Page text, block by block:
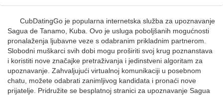
CubDatingGo je popularna internetska služba za upoznavanje
Sagua de Tanamo, Kuba. Ovo je usluga poboljšanih mogućnosti
pronalaženja ljubavne veze s odabranim prikladnim partnerom.
Slobodni muškarci svih dobi mogu proširiti svoj krug poznanstava
i koristiti nove značajke pretraživanja i jedinstveni algoritam za
upoznavanje. Zahvaljujući virtualnoj komunikaciji u posebnom
chatu, možete odabrati zanimljivog kandidata i pronaći nove
prijatelje. Pridružite se besplatnoj stranici za upoznavanje Sagua